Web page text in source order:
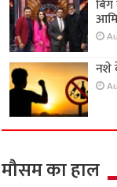
नशे
मौसम का हाल